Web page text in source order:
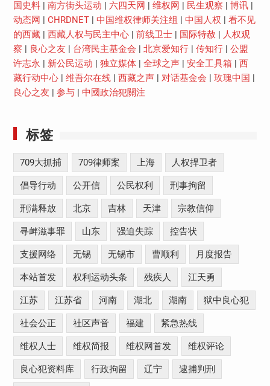
国史料| 南方街头运动 六四天网 维权网 民生观察 博讯|
动态网
CHRDNET| 中国维权律师关注组 中国人权
看不见
的西藏| 西藏人权与民主中心| 前线卫士| 国际特赦
人权观
察
良心之友 台湾民主基金会 北京爱知行| 传知行| 公盟
许志永
新公民运动 独立媒体| 全球之声| 安全工具箱
西
藏行动中心| 维吾尔在线| 西藏之声| 对话基金会 玫瑰中国
良心之友
参与| 中國政治犯關注
标签
709大抓捕 709律师案 上海 人权捍卫者
倡导行动 公开信 公民权利 刑事拘留
刑满释放 北京 吉林 天津 宗教信仰
寻衅滋事罪 山东 强迫失踪 控告状
支援网络 无锡 无锡市 曹顺利 月度报告
本站首发 权利运动头条 残疾人 江天勇
江苏 江苏省 河南 湖北 湖南 狱中良心犯
社会公正 社区声音 福建 紧急热线
维权人士 维权简报 维权网首发 维权评论
良心犯资料库 行政拘留 辽宁 逮捕判刑